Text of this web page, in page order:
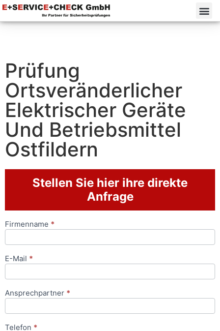
Prüfung
Ortsveränderlicher
Elektrischer Geräte
Und Betriebsmittel
Ostfildern⁠
Stellen Sie hier ihre direkte
Anfrage
Anfrageformular
Firmenname *
E-Mail *
Ansprechpartner *
Telefon *